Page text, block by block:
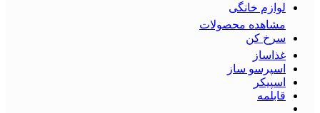
لوازم خانگی
مشاهده محصولات
سرخ کن
غذاساز
اسپرسو ساز
اسپیکر
قابلمه